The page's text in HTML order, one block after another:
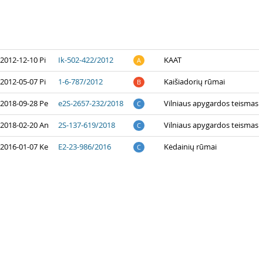
2012-12-10 Pi Ik-502-422/2012 A KAAT
2012-05-07 Pi 1-6-787/2012 B Kaišiadorių rūmai
2018-09-28 Pe e2S-2657-232/2018 C Vilniaus apygardos teismas
2018-02-20 An 2S-137-619/2018 C Vilniaus apygardos teismas
2016-01-07 Ke E2-23-986/2016 C Kėdainių rūmai